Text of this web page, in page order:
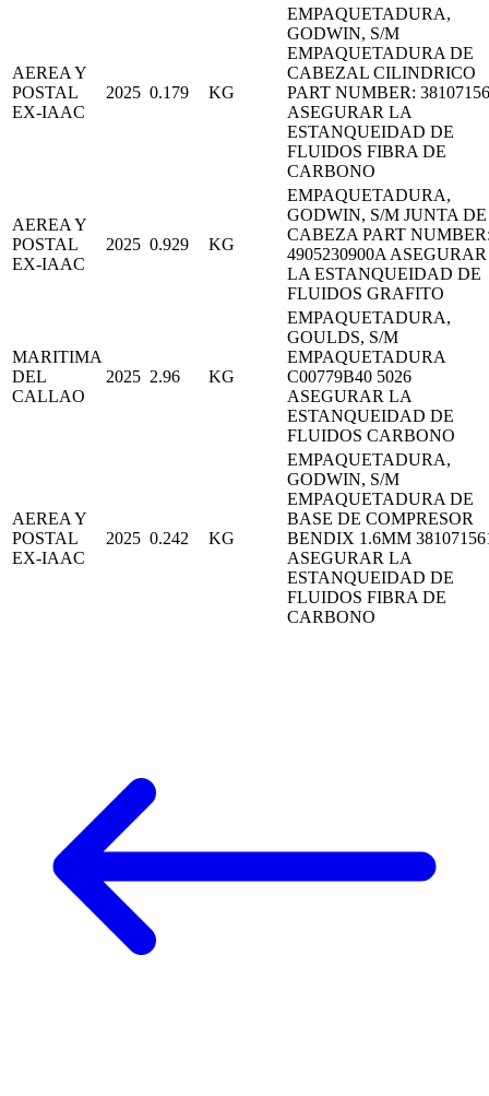
AEREA Y
POSTAL
EX-IAAC
2025 0.179 KG
EMPAQUETADURA,
GODWIN, S/M
EMPAQUETADURA DE
CABEZAL CILINDRICO
PART NUMBER:
ASEGURAR LA
ESTANQUEIDAD DE
FLUIDOS FIBRA DE
CARBONO
AEREA Y
POSTAL
EX-IAAC
2025 0.929 KG
EMPAQUETADURA,
GODWIN, S/M JUNTA DE
CABEZA PART
4905230900A ASEGURAR
LA ESTANQUEIDAD DE
FLUIDOS GRAFITO
MARITIMA
DEL
CALLAO
2025 2.96 KG
EMPAQUETADURA,
GOULDS, S/M
EMPAQUETADURA
C00779B40 5026
ASEGURAR LA
ESTANQUEIDAD DE
FLUIDOS CARBONO
AEREA Y
POSTAL
EX-IAAC
2025 0.242 KG
EMPAQUETADURA,
GODWIN, S/M
EMPAQUETADURA DE
BASE DE COMPRESOR
BENDIX 1.6MM
ASEGURAR LA
ESTANQUEIDAD DE
FLUIDOS FIBRA DE
CARBONO